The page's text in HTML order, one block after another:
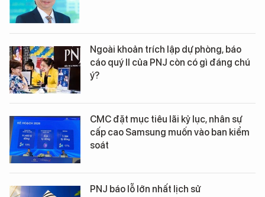
Ngoài khoản trích lập dự phòng, báo
cáo quý II của PNJ còn có gì đáng chú
ý?
CMC đặt mục tiêu lãi kỷ lục, nhân sự
cấp cao Samsung muốn vào ban kiểm
soát
PNJ báo lỗ lớn nhất lịch sử